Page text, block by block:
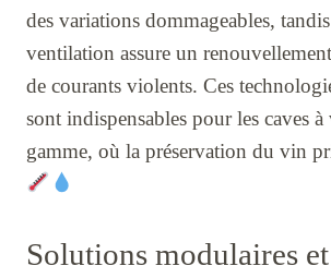
des variations dommageables,
ventilation assure un
de courants violents. Ces
sont indispensables pour les caves
gamme, où la préservation du vin
Solutions modulaires et